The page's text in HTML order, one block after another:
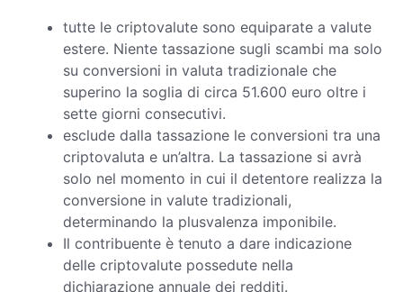
tutte le criptovalute sono equiparate a valute
estere. Niente tassazione sugli scambi ma solo
su conversioni in valuta tradizionale che
superino la soglia di circa 51.600 euro oltre i
sette giorni consecutivi.
esclude dalla tassazione le conversioni tra una
criptovaluta e un’altra. La tassazione si avrà
solo nel momento in cui il detentore realizza la
conversione in valute tradizionali,
determinando la plusvalenza imponibile.
Il contribuente è tenuto a dare indicazione
delle criptovalute possedute nella
dichiarazione annuale dei redditi.